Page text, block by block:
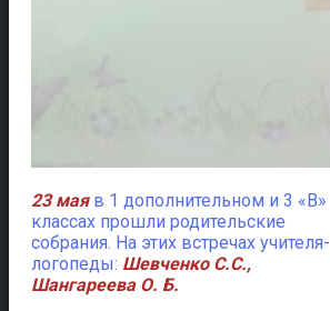
23 маяв 1 дополнительном и 3 «В»
классах прошли родительские
собрания. На этих встречах учителя-
логопеды: Шевченко С.С.,
Шангареева О. Б.